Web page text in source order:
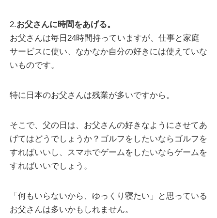
2.お父さんに時間をあげる。
お父さんは毎日24時間持っていますが、仕事と家庭
サービスに使い、なかなか自分の好きには使えていな
いものです。
特に日本のお父さんは残業が多いですから。
そこで、父の日は、お父さんの好きなようにさせてあ
げてはどうでしょうか？ゴルフをしたいならゴルフを
すればいいし、スマホでゲームをしたいならゲームを
すればいいでしょう。
「何もいらないから、ゆっくり寝たい」と思っている
お父さんは多いかもしれません。